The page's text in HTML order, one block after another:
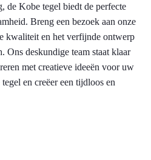
de Kobe tegel biedt de perfecte
Breng een bezoek aan onze
kwaliteit en het verfijnde ontwerp
Ons deskundige team staat klaar
met creatieve ideeën voor uw
en creëer een tijdloos en